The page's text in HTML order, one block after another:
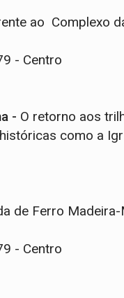
ao Complexo
- Centro
- O retorno aos
como a
de Ferro
- Centro